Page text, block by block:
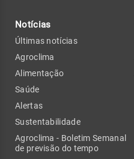
Notícias
Últimas notícias
Agroclima
Alimentação
Saúde
Alertas
Sustentabilidade
Agroclima - Boletim Semanal
de previsão do tempo